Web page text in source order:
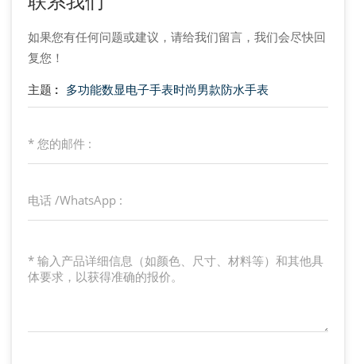
如果您有任何问题或建议，请给我们留言，我们会尽快回
复您！
主题 : 多功能数显电子手表时尚男款防水手表